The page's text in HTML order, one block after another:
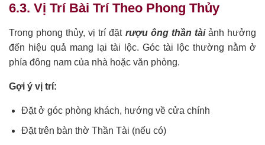
6.3. Vị Trí Bài Trí Theo Phong Thủy
Trong phong thủy, vị trí đặt rượu ông thần tàiảnh hưởng
đến hiệu quả mang lại tài lộc. Góc tài lộc thường nằm ở
phía đông nam của nhà hoặc văn phòng.
Gợi ý vị trí:
Đặt ở góc phòng khách, hướng về cửa chính
Đặt trên bàn thờ Thần Tài (nếu có)